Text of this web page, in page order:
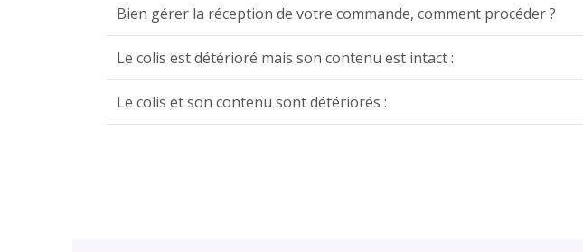
Bien gérer la réception de votre commande, comment procéder ?
Le colis est détérioré mais son contenu est intact :
Le colis et son contenu sont détériorés :